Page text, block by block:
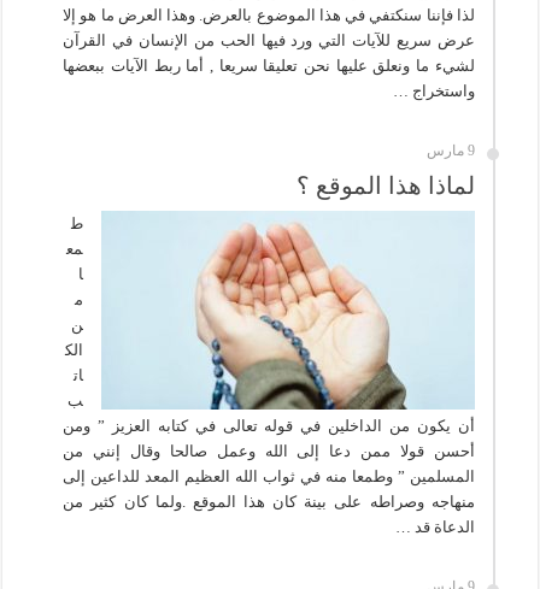
لذا فإننا سنكتفي في هذا الموضوع بالعرض. وهذا العرض ما هو إلا
عرض سريع للآيات التي ورد فيها الحب من الإنسان في القرآن
لشيء ما ونعلق عليها نحن تعليقا سريعا , أما ربط الآيات ببعضها
واستخراج …
9 مارس
لماذا هذا الموقع ؟
ط
مع
ا
م
ن
الك
ات
ب
أن يكون من الداخلين في قوله تعالى في كتابه العزيز ” ومن
أحسن قولا ممن دعا إلى الله وعمل صالحا وقال إنني من
المسلمين ” وطمعا منه في ثواب الله العظيم المعد للداعين إلى
منهاجه وصراطه على بينة كان هذا الموقع .ولما كان كثير من
الدعاة قد …